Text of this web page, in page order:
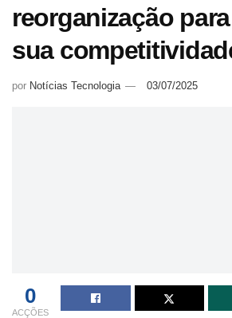
reorganização
sua
por Notícias Tecnologia 03/07/2025
0
ACÇÕES